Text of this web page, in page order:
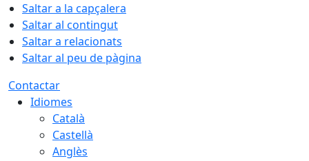
Saltar a la capçalera
Saltar al contingut
Saltar a relacionats
Saltar al peu de pàgina
Contactar
Idiomes
Català
Castellà
Anglès